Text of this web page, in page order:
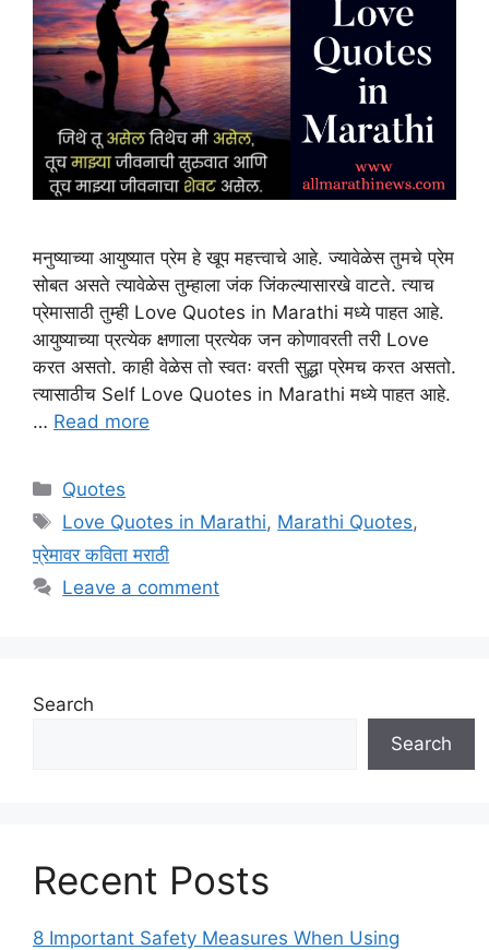
मनुष्याच्या आयुष्यात प्रेम हे खूप महत्त्वाचे आहे. ज्यावेळेस तुमचे प्रेम
सोबत असते त्यावेळेस तुम्हाला जंक जिंकल्यासारखे वाटते. त्याच
प्रेमासाठी तुम्ही Love Quotes in Marathi मध्ये पाहत आहे.
आयुष्याच्या प्रत्येक क्षणाला प्रत्येक जन कोणावरती तरी Love
करत असतो. काही वेळेस तो स्वतः वरती सुद्धा प्रेमच करत असतो.
त्यासाठीच Self Love Quotes in Marathi मध्ये पाहत आहे.
… Read more
Categories
Quotes
Tags
Love Quotes in Marathi, Marathi Quotes,
प्रेमावर कविता मराठी
Leave a comment
Search
Search
Recent Posts
8 Important Safety Measures When Using